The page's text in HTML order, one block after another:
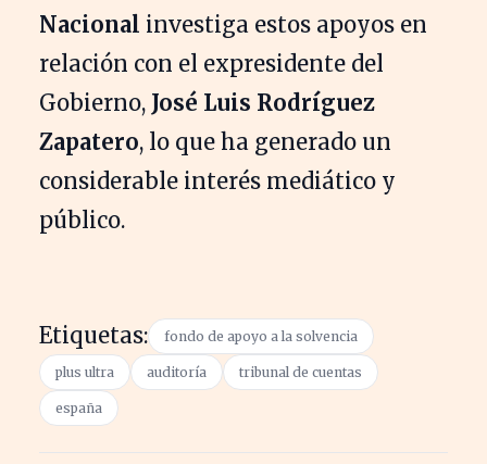
Nacional investiga estos apoyos en
relación con el expresidente del
Gobierno, José Luis Rodríguez
Zapatero, lo que ha generado un
considerable interés mediático y
público.
Etiquetas: fondo de apoyo a la solvencia
plus ultra auditoría tribunal de cuentas
españa